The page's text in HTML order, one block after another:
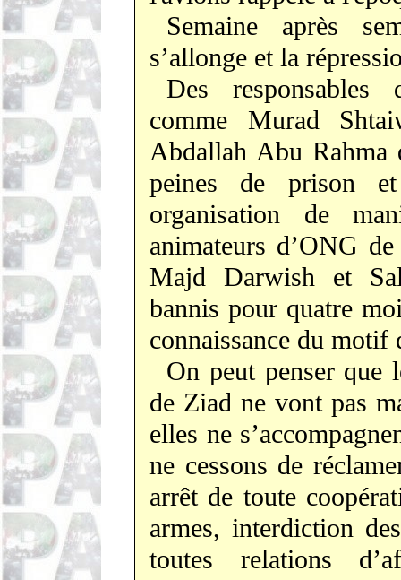
Semaine après
s’allonge et la
Des responsables
comme Murad
Abdallah Abu Rahma
peines de prison
organisation de
animateurs d’ONG
Majd Darwish et
bannis pour quatre
connaissance du motif
On peut penser que
de Ziad ne vont pas
elles ne
ne cessons de
arrêt de toute
armes, interdiction
toutes relations